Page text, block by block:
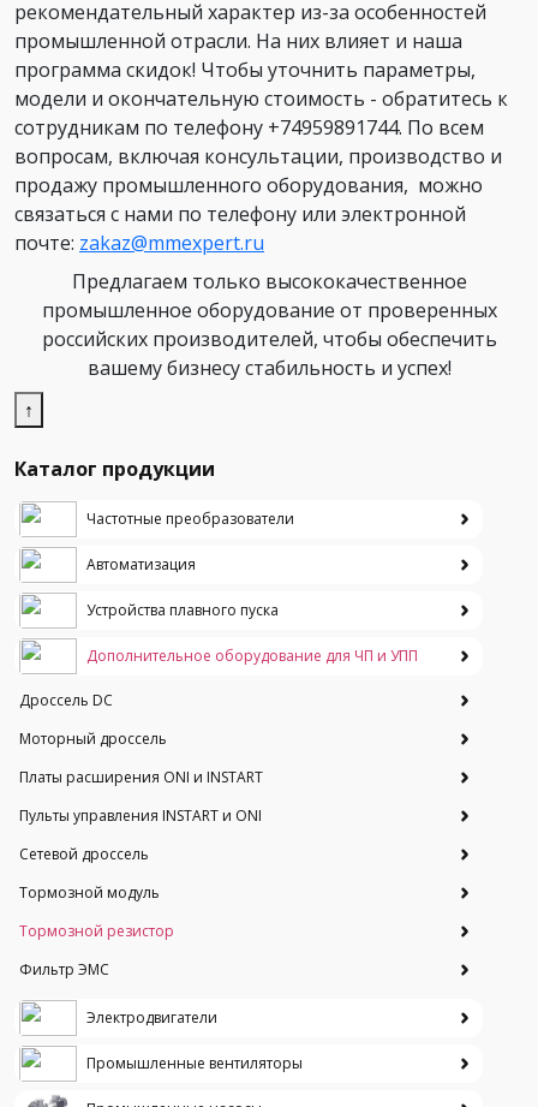
рекомендательный характер из-за особенностей
промышленной отрасли. На них влияет и наша
программа скидок! Чтобы уточнить параметры,
модели и окончательную стоимость - обратитесь к
сотрудникам по телефону +74959891744. По всем
вопросам, включая консультации, производство и
продажу промышленного оборудования, можно
связаться с нами по телефону или электронной
почте: zakaz@mmexpert.ru
Предлагаем только высококачественное
промышленное оборудование от проверенных
российских производителей, чтобы обеспечить
вашему бизнесу стабильность и успех!
↑
Каталог продукции
Частотные преобразователи
Автоматизация
Устройства плавного пуска
Дополнительное оборудование для ЧП и УПП
Дроссель DC
Моторный дроссель
Платы расширения ONI и INSTART
Пульты управления INSTART и ONI
Сетевой дроссель
Тормозной модуль
Тормозной резистор
Фильтр ЭМС
Электродвигатели
Промышленные вентиляторы